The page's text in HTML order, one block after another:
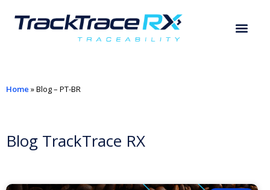
Home »Blog – PT-BR
Blog TrackTrace RX